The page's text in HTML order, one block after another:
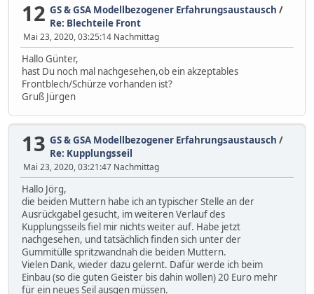
12 GS & GSA Modellbezogener Erfahrungsaustausch /
Re: Blechteile Front
Mai 23, 2020, 03:25:14 Nachmittag
Hallo Günter,
hast Du noch mal nachgesehen,ob ein akzeptables
Frontblech/Schürze vorhanden ist?
Gruß Jürgen
13 GS & GSA Modellbezogener Erfahrungsaustausch /
Re: Kupplungsseil
Mai 23, 2020, 03:21:47 Nachmittag
Hallo Jörg,
die beiden Muttern habe ich an typischer Stelle an der
Ausrückgabel gesucht, im weiteren Verlauf des
Kupplungsseils fiel mir nichts weiter auf. Habe jetzt
nachgesehen, und tatsächlich finden sich unter der
Gummitülle spritzwandnah die beiden Muttern.
Vielen Dank, wieder dazu gelernt. Dafür werde ich beim
Einbau (so die guten Geister bis dahin wollen) 20 Euro mehr
für ein neues Seil ausgen müssen.